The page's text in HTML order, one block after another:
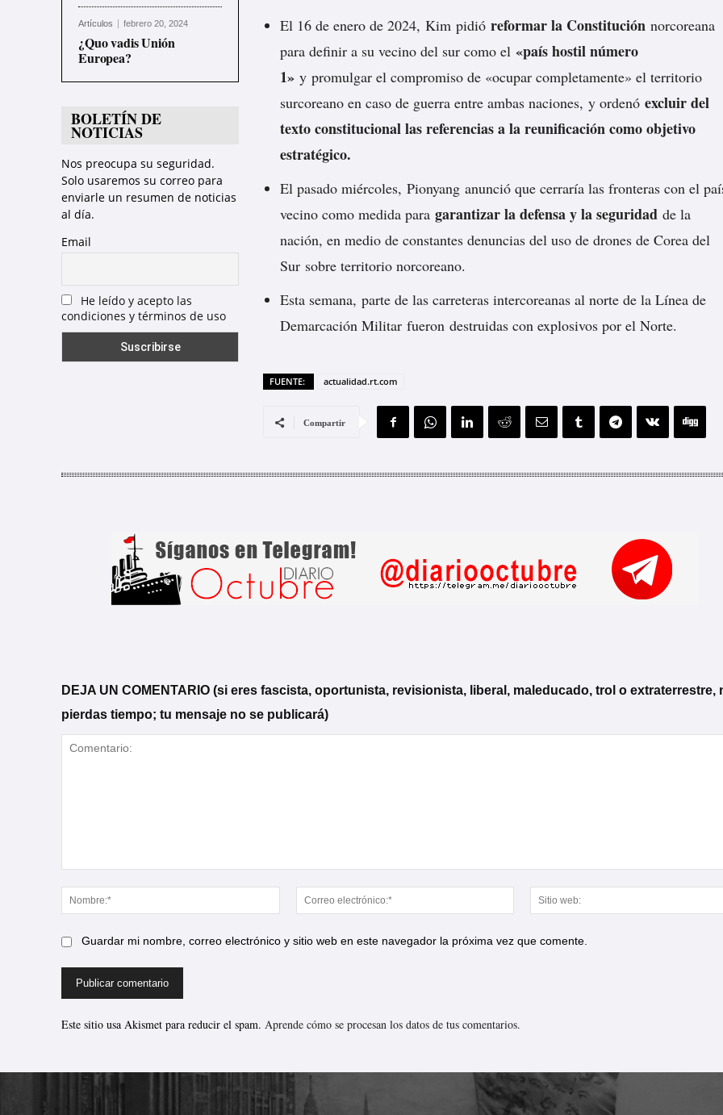
Artículos febrero 20, 2024
¿Quo vadis Unión
Europea?
BOLETÍN DE
NOTICIAS
Nos preocupa su seguridad.
Solo usaremos su correo para
enviarle un resumen de noticias
al día.
Email
He leído y acepto las
condiciones y términos de uso
El 16 de enero de 2024, Kim pidió reformar la Constitución norcoreana
para definir a su vecino del sur como el «país hostil número
1» y promulgar el compromiso de «ocupar completamente» el territorio
surcoreano en caso de guerra entre ambas naciones, y ordenó excluir del
texto constitucional las referencias a la reunificación como objetivo
estratégico.
El pasado miércoles, Pionyang anunció que cerraría las fronteras con el
vecino como medida para garantizar la defensa y la seguridad de la
nación, en medio de constantes denuncias del uso de drones de Corea del
Sur sobre territorio norcoreano.
Esta semana, parte de las carreteras intercoreanas al norte de la Línea de
Demarcación Militar fueron destruidas con explosivos por el Norte.
FUENTE: actualidad.rt.com
Compartir
DEJA UN COMENTARIO (si eres fascista, oportunista, revisionista, liberal, maleducado, trol o extraterrestre,
pierdas tiempo; tu mensaje no se publicará)
Nombre:*
Correo
electrónico:*
Guardar mi nombre, correo electrónico y sitio web en este navegador la próxima vez que comente.
Este sitio usa Akismet para reducir el spam. Aprende cómo se procesan los datos de tus comentarios.